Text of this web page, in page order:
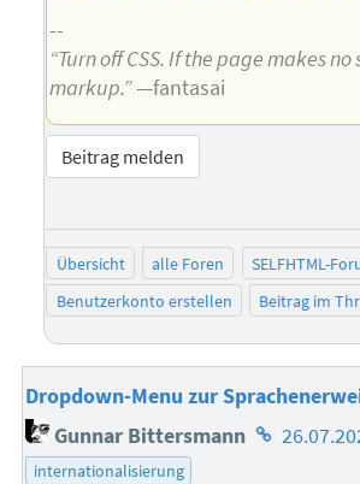
--
“Turn off CSS. If the page makes no
markup.”—fantasai
Beitrag melden
Übersicht alle Foren
SELFHTML-
Benutzerkonto erstellen
Beitrag im
Dropdown-Menu zur
Gunnar Bittersmann Homepage
internationalisierung